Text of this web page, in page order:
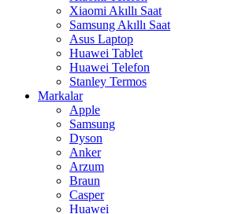
Xiaomi Akıllı Saat
Samsung Akıllı Saat
Asus Laptop
Huawei Tablet
Huawei Telefon
Stanley Termos
Markalar
Apple
Samsung
Dyson
Anker
Arzum
Braun
Casper
Huawei